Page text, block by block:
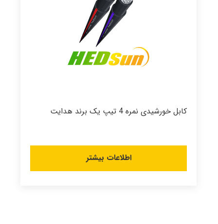
کابل خورشیدی نمره 4 تیپ یک برند هدایت
اطلاعات بیشتر